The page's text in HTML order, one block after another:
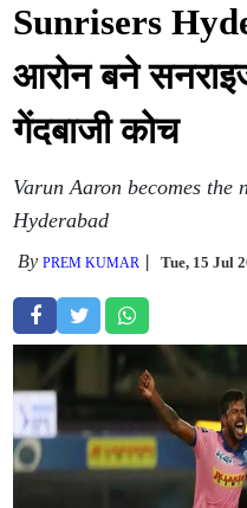
Sunrisers
आरोन बने
गेंदबाजी कोच
Varun Aaron becomes the
Hyderabad
ByPREM KUMAR Tue, 15 Jul